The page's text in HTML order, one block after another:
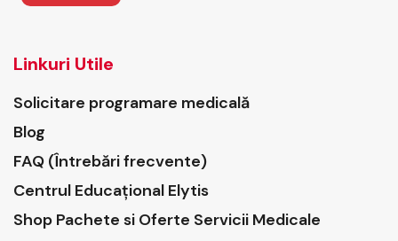
Linkuri Utile
Solicitare programare medicală
Blog
FAQ (Întrebări frecvente)
Centrul Educațional Elytis
Shop Pachete si Oferte Servicii Medicale